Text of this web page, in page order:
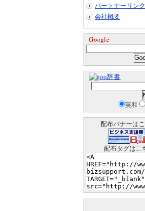
パートナーリン
会社概要
Google
辞書
英和
配布バナーは
配布タグはこ